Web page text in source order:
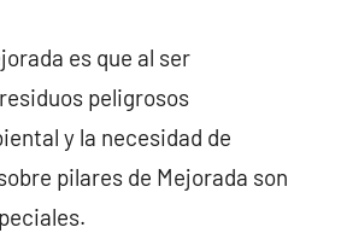
es que al ser
peligrosos
y la necesidad de
pilares de Mejorada son